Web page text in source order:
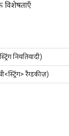
विशेषताएँ
नियतिवादी)
रैग्डकीज़)